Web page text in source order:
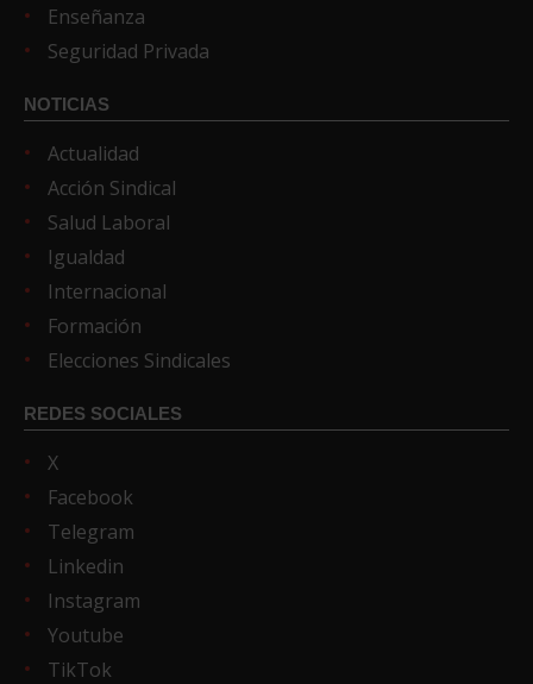
Enseñanza
Seguridad Privada
NOTICIAS
Actualidad
Acción Sindical
Salud Laboral
Igualdad
Internacional
Formación
Elecciones Sindicales
REDES SOCIALES
X
Facebook
Telegram
Linkedin
Instagram
Youtube
TikTok